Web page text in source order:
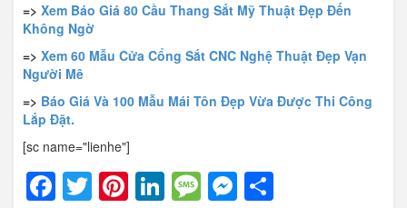
=> Xem Báo Giá 80 Cầu Thang Sắt Mỹ Thuật Đẹp Đến
Không Ngờ
=> Xem 60 Mẫu Cửa Cổng Sắt CNC Nghệ Thuật Đẹp Vạn
Người Mê
=> Báo Giá Và 100 Mẫu Mái Tôn Đẹp Vừa Được Thi Công
Lắp Đặt.
[sc name="lienhe"]
Facebook
Twitter
Pinterest
LinkedIn
Message
Messenger